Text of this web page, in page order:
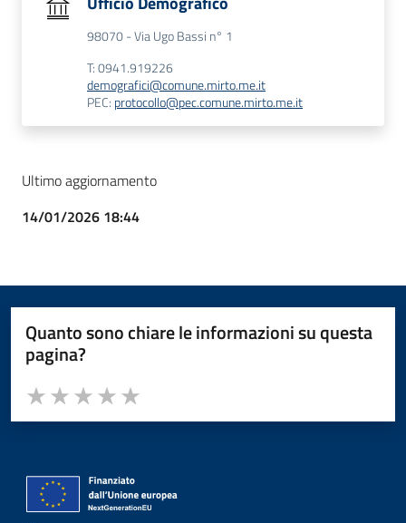
98070 - Via Ugo Bassi n° 1
T: 0941.919226
demografici@comune.mirto.me.it
PEC: protocollo@pec.comune.mirto.me.it
Ultimo aggiornamento
14/01/2026 18:44
Quanto sono chiare le informazioni su questa
pagina?
Valuta da 1 a 5 stelle la pagina
Valuta 5 stelle su 5
Valuta 4 stelle su 5
Valuta 3 stelle su 5
Valuta 2 stelle su 5
Valuta 1 stelle su 5